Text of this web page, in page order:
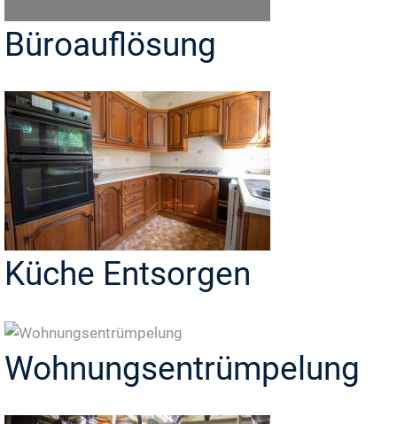
Büroauflösung
Küche Entsorgen
Wohnungsentrümpelung